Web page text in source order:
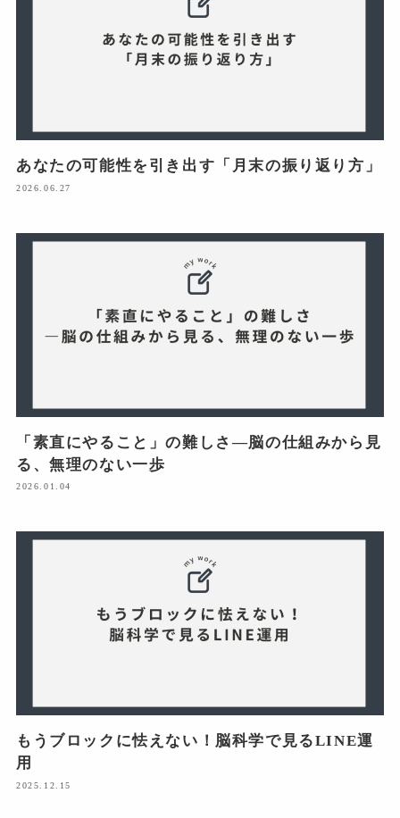
あなたの可能性を引き出す「月末の振り返り方」
2026.06.27
「素直にやること」の難しさ―脳の仕組みから見
る、無理のない一歩
2026.01.04
もうブロックに怯えない！脳科学で見るLINE運
用
2025.12.15